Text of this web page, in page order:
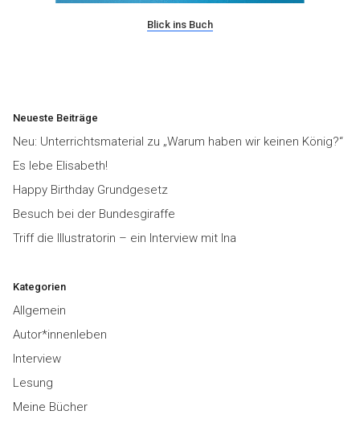
Blick ins Buch
Neueste Beiträge
Neu: Unterrichtsmaterial zu „Warum haben wir keinen König?“
Es lebe Elisabeth!
Happy Birthday Grundgesetz
Besuch bei der Bundesgiraffe
Triff die Illustratorin – ein Interview mit Ina
Kategorien
Allgemein
Autor*innenleben
Interview
Lesung
Meine Bücher